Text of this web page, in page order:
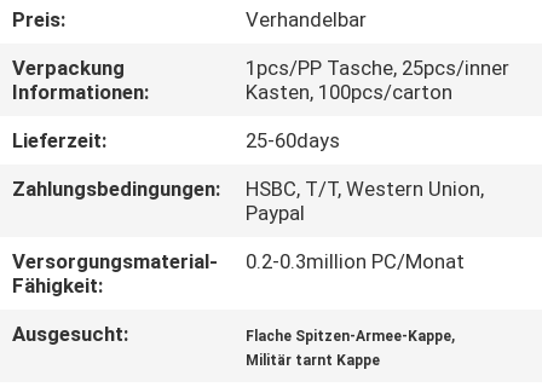
TRETEN
SIE
MIT
UNS
VERBINDUNG
NACHRICHTEN
Preis:
Verhandelbar
Verpackung
Informationen:
1pcs/PP Tasche, 25pcs/inner
Kasten, 100pcs/carton
Lieferzeit:
25-60days
Zahlungsbedingungen:
HSBC, T/T, Western Union,
Paypal
Versorgungsmaterial-
Fähigkeit:
0.2-0.3million PC/Monat
Ausgesucht: Flache Spitzen-Armee-Kappe,
Militär tarnt Kappe